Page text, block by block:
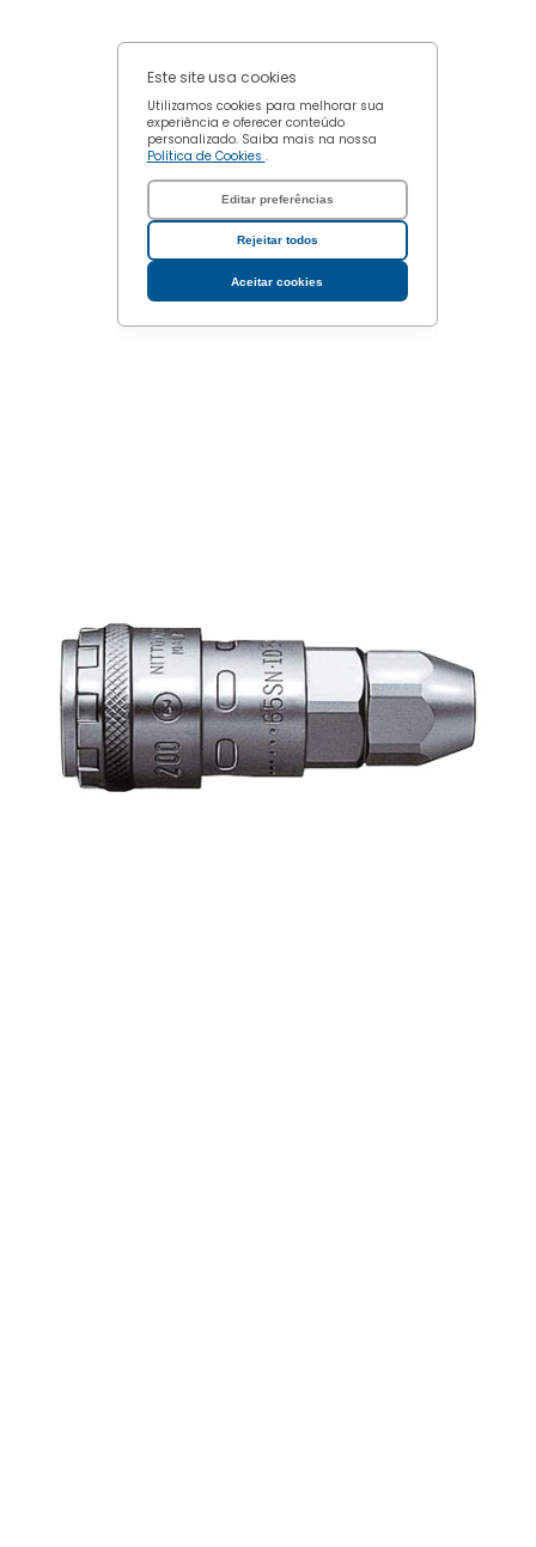
Este site usa cookies
Utilizamos cookies para melhorar sua
experiência e oferecer conteúdo
personalizado. Saiba mais na nossa
Política de Cookies .
Editar preferências
Rejeitar todos
Aceitar cookies